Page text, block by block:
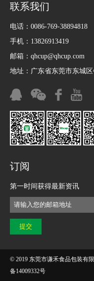
联系我们
电话：0086-769-38894818
手机：13826913419
邮箱：qhcup@qhcup.com
地址：广东省东莞市东城
订阅
第一时间获得最新资讯
© 2019 东莞市谦禾食品包装有
备14009332号